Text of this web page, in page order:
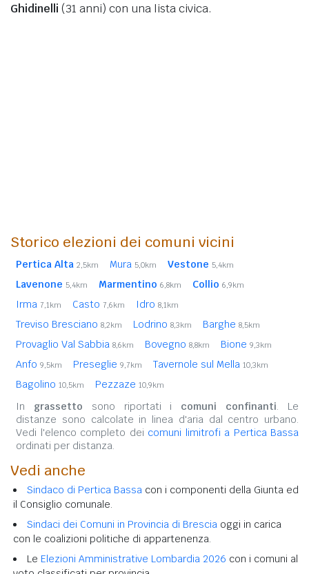
Ghidinelli (31 anni) con una lista civica.
Storico elezioni dei comuni vicini
Pertica Alta 2,5km Mura 5,0km Vestone 5,4km
Lavenone 5,4km Marmentino 6,8km Collio 6,9km
Irma 7,1km Casto 7,6km Idro 8,1km
Treviso Bresciano 8,2km Lodrino 8,3km Barghe 8,5km
Provaglio Val Sabbia 8,6km Bovegno 8,8km Bione 9,3km
Anfo 9,5km Preseglie 9,7km Tavernole sul Mella 10,3km
Bagolino 10,5km Pezzaze 10,9km
In grassetto sono riportati i comuni confinanti. Le
distanze sono calcolate in linea d'aria dal centro urbano.
Vedi l'elenco completo dei comuni limitrofi a Pertica Bassa
ordinati per distanza.
Vedi anche
Sindaco di Pertica Bassa con i componenti della Giunta ed
il Consiglio comunale.
Sindaci dei Comuni in Provincia di Brescia oggi in carica
con le coalizioni politiche di appartenenza.
Le Elezioni Amministrative Lombardia 2026 con i comuni al